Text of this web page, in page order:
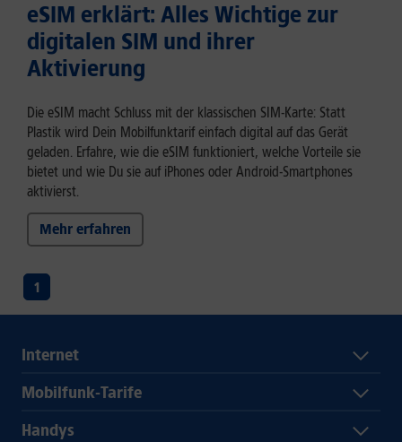
eSIM erklärt: Alles Wichtige zur
digitalen SIM und ihrer
Aktivierung
Die eSIM macht Schluss mit der klassischen SIM-Karte: Statt
Plastik wird Dein Mobilfunktarif einfach digital auf das Gerät
geladen. Erfahre, wie die eSIM funktioniert, welche Vorteile sie
bietet und wie Du sie auf iPhones oder Android-Smartphones
aktivierst.
Mehr erfahren
1
Internet
Mobilfunk-Tarife
Handys